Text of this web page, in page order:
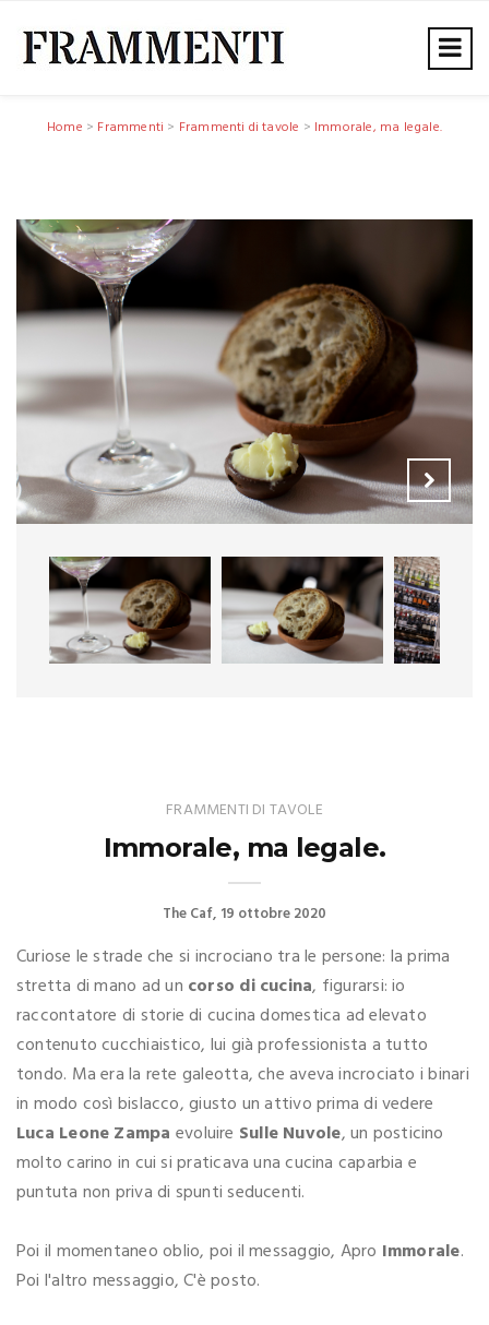
Home > Frammenti > Frammenti di tavole > Immorale, ma legale.
FRAMMENTI DI TAVOLE
Immorale, ma legale.
The Caf 19 ottobre 2020
Curiose le strade che si incrociano tra le persone: la prima
stretta di mano ad un corso di cucina, figurarsi: io
raccontatore di storie di cucina domestica ad elevato
contenuto cucchiaistico, lui già professionista a tutto
tondo. Ma era la rete galeotta, che aveva incrociato i binari
in modo così bislacco, giusto un attivo prima di vedere
Luca Leone Zampa evoluire Sulle Nuvole, un posticino
molto carino in cui si praticava una cucina caparbia e
puntuta non priva di spunti seducenti.
Poi il momentaneo oblio, poi il messaggio, Apro Immorale.
Poi l'altro messaggio, C'è posto.